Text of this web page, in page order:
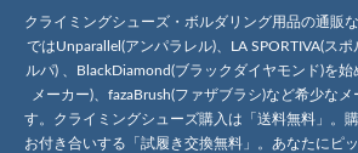
クライミングシューズ・ボルダリング用品の通販
ではUnparallel(アンパラレル)、LA SPORTIVA(スポ
ルパ) 、BlackDiamond(ブラックダイヤモンド)を始
メーカー)、fazaBrush(ファザブラシ)など希少な
す。クライミングシューズ購入は「送料無料」。
お付き合いする「試履き交換無料」。あなたにピ